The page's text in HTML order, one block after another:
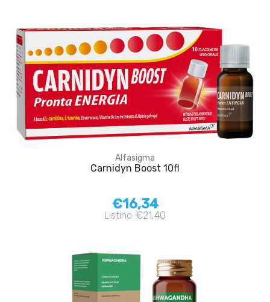
Alfasigma
Carnidyn Boost 10fl
€16,34
Listino: €21,40